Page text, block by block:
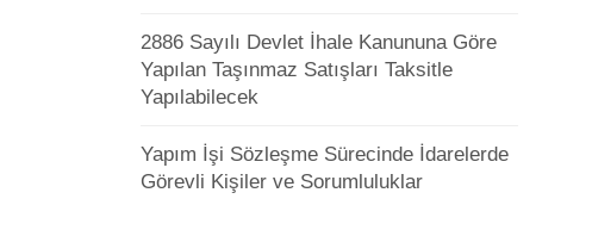
2886 Sayılı Devlet İhale Kanununa Göre
Yapılan Taşınmaz Satışları Taksitle
Yapılabilecek
Yapım İşi Sözleşme Sürecinde İdarelerde
Görevli Kişiler ve Sorumluluklar